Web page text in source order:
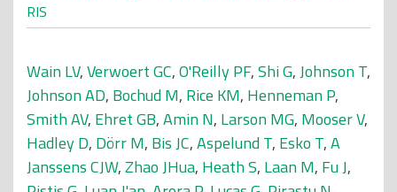
RIS
Wain LV,Verwoert GC,O'Reilly PF,Shi G,Johnson T,
Johnson AD, Bochud M, Rice KM, Henneman P,
Smith AV, Ehret GB,Amin N, Larson MG, Mooser V,
Hadley D, Dörr M, Bis JC,Aspelund T, Esko T,A
Janssens CJW,Zhao JHua, Heath S, Laan M, Fu J,